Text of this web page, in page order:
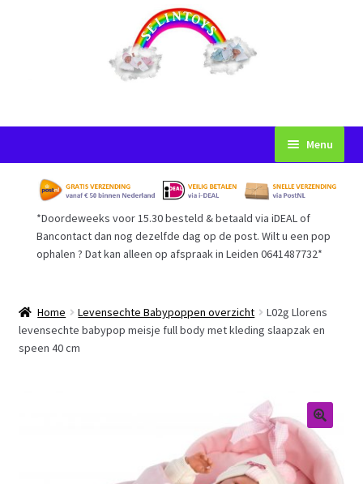
naar
navigatie
inhoud
Menu
Startpagina
Voorwaarden
Afrekenen
Gastenboek
*Doordeweeks voor 15.30 besteld & betaald via iDEAL of
Bancontact dan nog dezelfde dag op de post. Wilt u een pop
ophalen ? Dat kan alleen op afspraak in Leiden 0641487732*
Home Levensechte Babypoppen overzicht
L02g Llorens
levensechte babypop meisje full body met kleding slaapzak en
speen 40 cm